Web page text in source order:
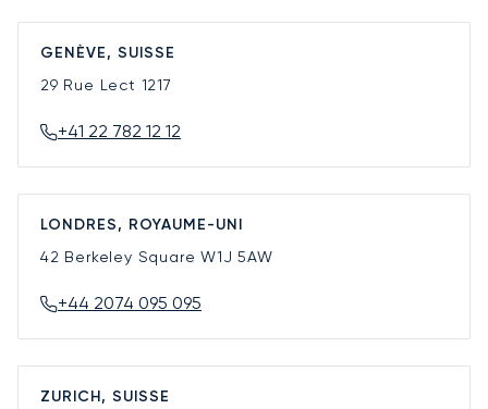
GENÈVE, SUISSE
29 Rue Lect 1217
+41 22 782 12 12
LONDRES, ROYAUME-UNI
42 Berkeley SquareW1J 5AW
+44 2074 095 095
ZURICH, SUISSE